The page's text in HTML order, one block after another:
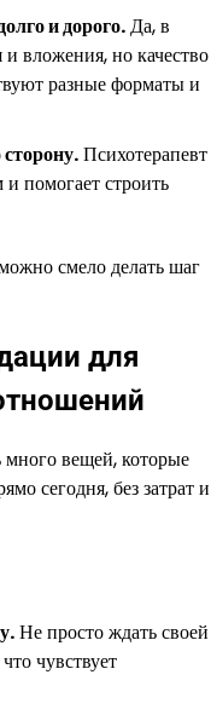
и дорого.Да, в
и вложения, но качество
разные форматы и
Психотерапевт
помогает строить
смело делать шаг
для
вещей, которые
сегодня, без затрат и
Не просто ждать своей
чувствует